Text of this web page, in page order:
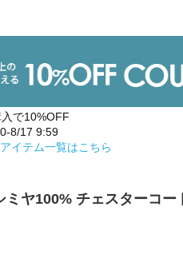
で10%OFF
8/17 9:59
イテム一覧はこちら
ミヤ100% チェスターコー